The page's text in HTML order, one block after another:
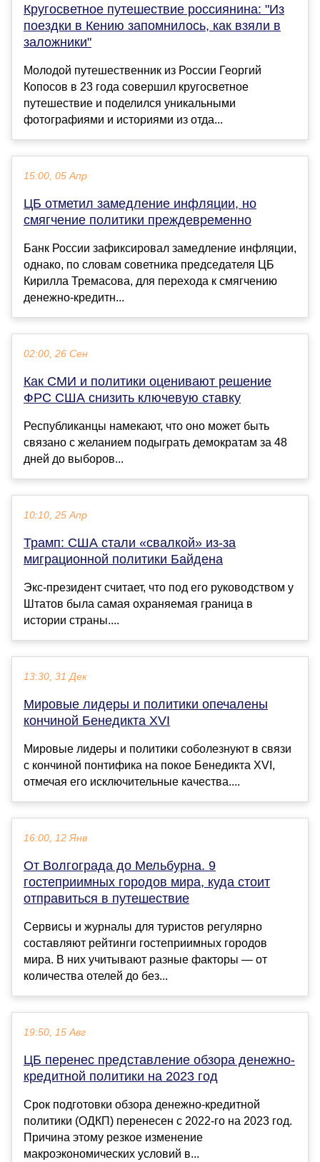
Кругосветное путешествие россиянина: "Из
поездки в Кению запомнилось, как взяли в
заложники"
Молодой путешественник из России Георгий
Копосов в 23 года совершил кругосветное
путешествие и поделился уникальными
фотографиями и историями из отда...
15:00, 05 Апр
ЦБ отметил замедление инфляции, но
смягчение политики преждевременно
Банк России зафиксировал замедление инфляции,
однако, по словам советника председателя ЦБ
Кирилла Тремасова, для перехода к смягчению
денежно-кредитн...
02:00, 26 Сен
Как СМИ и политики оценивают решение
ФРС США снизить ключевую ставку
Республиканцы намекают, что оно может быть
связано с желанием подыграть демократам за 48
дней до выборов...
10:10, 25 Апр
Трамп: США стали «свалкой» из-за
миграционной политики Байдена
Экс-президент считает, что под его руководством у
Штатов была самая охраняемая граница в
истории страны....
13:30, 31 Дек
Мировые лидеры и политики опечалены
кончиной Бенедикта XVI
Мировые лидеры и политики соболезнуют в связи
с кончиной понтифика на покое Бенедикта XVI,
отмечая его исключительные качества....
16:00, 12 Янв
От Волгограда до Мельбурна. 9
гостеприимных городов мира, куда стоит
отправиться в путешествие
Сервисы и журналы для туристов регулярно
составляют рейтинги гостеприимных городов
мира. В них учитывают разные факторы — от
количества отелей до без...
19:50, 15 Авг
ЦБ перенес представление обзора денежно-
кредитной политики на 2023 год
Срок подготовки обзора денежно-кредитной
политики (ОДКП) перенесен с 2022-го на 2023 год.
Причина этому резкое изменение
макроэкономических условий в...